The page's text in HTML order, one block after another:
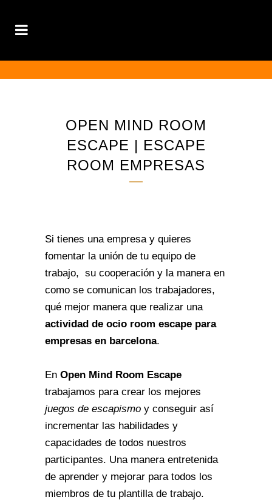
OPEN MIND ROOM
ESCAPE | ESCAPE
ROOM EMPRESAS
Si tienes una empresa y quieres
fomentar la unión de tu equipo de
trabajo, su cooperación y la manera en
como se comunican los trabajadores,
qué mejor manera que realizar una
actividad de ocio room escape para
empresas en barcelona.
En Open Mind Room Escape
trabajamos para crear los mejores
juegos de escapismo y conseguir así
incrementar las habilidades y
capacidades de todos nuestros
participantes. Una manera entretenida
de aprender y mejorar para todos los
miembros de tu plantilla de trabajo.